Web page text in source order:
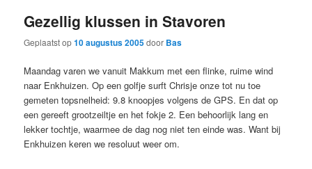
Gezellig klussen in Stavoren
Geplaatst op10 augustus 2005door Bas
Maandag varen we vanuit Makkum met een flinke, ruime wind
naar Enkhuizen. Op een golfje surft Chrisje onze tot nu toe
gemeten topsnelheid: 9.8 knoopjes volgens de GPS. En dat op
een gereeft grootzeiltje en het fokje 2. Een behoorlijk lang en
lekker tochtje, waarmee de dag nog niet ten einde was. Want bij
Enkhuizen keren we resoluut weer om.